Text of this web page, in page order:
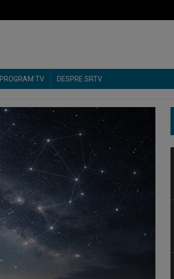
PROGRAM TV DESPRE SRTV